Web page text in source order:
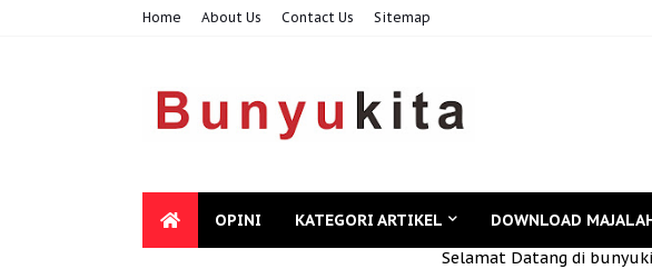
Home About Us Contact Us Sitemap
OPINI KATEGORI ARTIKEL DOWNLOAD
Selamat Datang di bunyukita.com